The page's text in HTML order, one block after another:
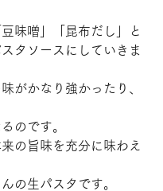
味噌」「昆布だし」と
タソースにしていきま
がかなり強かったり、
のです。
の旨味を充分に味わえ
の生パスタです。